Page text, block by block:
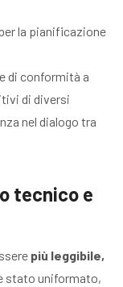
la pianificazione
di conformità a
di diversi
nel dialogo tra
tecnico e
più leggibile,
stato uniformato,